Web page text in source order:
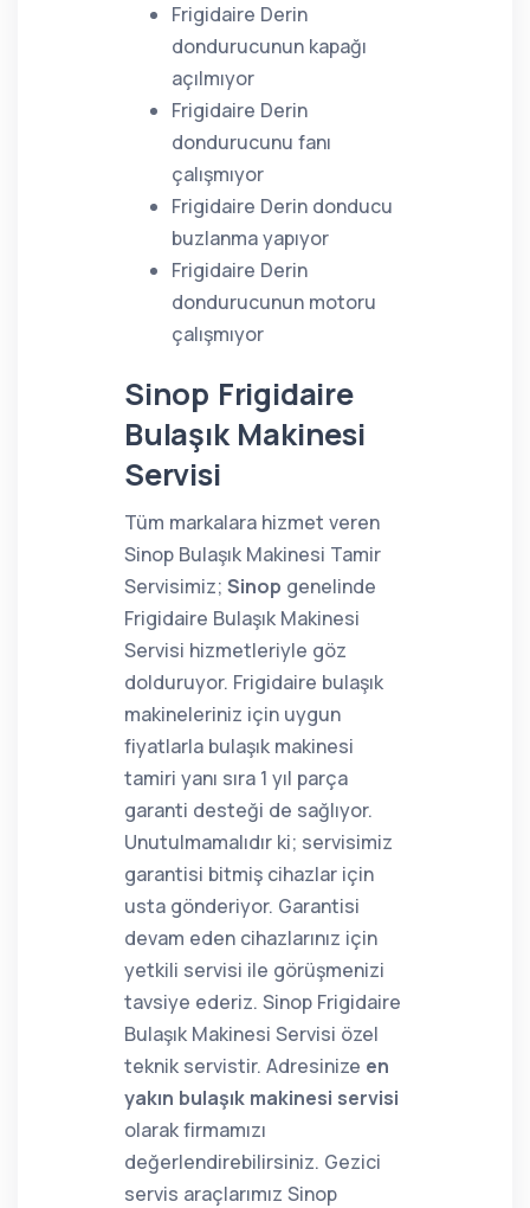
Frigidaire Derin
dondurucunun kapağı
açılmıyor
Frigidaire Derin
dondurucunu fanı
çalışmıyor
Frigidaire Derin donducu
buzlanma yapıyor
Frigidaire Derin
dondurucunun motoru
çalışmıyor
Sinop Frigidaire
Bulaşık Makinesi
Servisi
Tüm markalara hizmet veren
Sinop Bulaşık Makinesi Tamir
Servisimiz; Sinop genelinde
Frigidaire Bulaşık Makinesi
Servisi hizmetleriyle göz
dolduruyor. Frigidaire bulaşık
makineleriniz için uygun
fiyatlarla bulaşık makinesi
tamiri yanı sıra 1 yıl parça
garanti desteği de sağlıyor.
Unutulmamalıdır ki; servisimiz
garantisi bitmiş cihazlar için
usta gönderiyor. Garantisi
devam eden cihazlarınız için
yetkili servisi ile görüşmenizi
tavsiye ederiz. Sinop Frigidaire
Bulaşık Makinesi Servisi özel
teknik servistir. Adresinize en
yakın bulaşık makinesi servisi
olarak firmamızı
değerlendirebilirsiniz. Gezici
servis araçlarımız Sinop